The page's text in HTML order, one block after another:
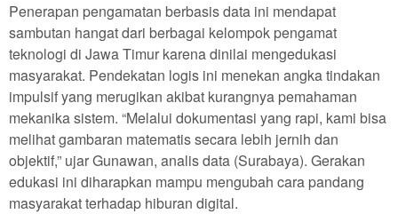
Penerapan pengamatan berbasis data ini mendapat
sambutan hangat dari berbagai kelompok pengamat
teknologi di Jawa Timur karena dinilai mengedukasi
masyarakat. Pendekatan logis ini menekan angka tindakan
impulsif yang merugikan akibat kurangnya pemahaman
mekanika sistem. “Melalui dokumentasi yang rapi, kami bisa
melihat gambaran matematis secara lebih jernih dan
objektif,” ujar Gunawan, analis data (Surabaya). Gerakan
edukasi ini diharapkan mampu mengubah cara pandang
masyarakat terhadap hiburan digital.